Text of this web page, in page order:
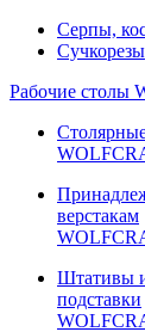
Серпы,
Сучкорезы
Рабочие столы
верстакам
Штативы
подставки